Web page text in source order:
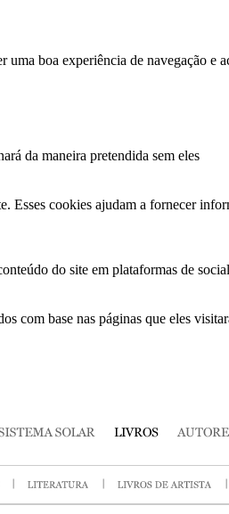
boa experiência de navegação e
da maneira pretendida sem eles
Esses cookies ajudam a fornecer
do site em plataformas de
com base nas páginas que eles